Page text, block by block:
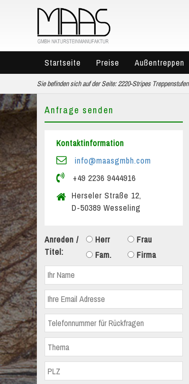
Startseite Preise Außentreppen
Sie befinden sich auf der Seite:2220-Stripes Treppenstufen
Anfrage senden
Kontaktinformation
info@maasgmbh.com
+49 2236 9444916
Herseler Straße 12,
D-50389 Wesseling
Anreden /
Titel:
Herr
Frau
Fam.
Firma